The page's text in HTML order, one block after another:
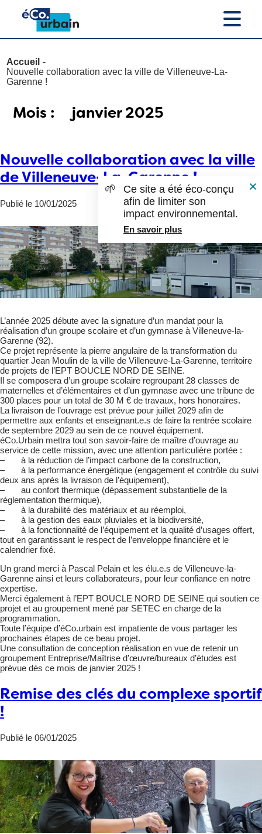
Accueil
Nouvelle collaboration avec la ville de Villeneuve-La-
Garenne !
Mois : janvier 2025
Nouvelle collaboration avec la ville
de Villeneuve-La-Garenne !
Publié le 10/01/2025
L’année 2025 débute avec la signature d’un mandat pour la
réalisation d’un groupe scolaire et d’un gymnase à Villeneuve-la-
Garenne (92).
Ce projet représente la pierre angulaire de la transformation du
quartier Jean Moulin de la ville de Villeneuve-La-Garenne, territoire
de projets de l’EPT BOUCLE NORD DE SEINE.
Il se composera d’un groupe scolaire regroupant 28 classes de
maternelles et d’élémentaires et d’un gymnase avec une tribune de
300 places pour un total de 30 M € de travaux, hors honoraires.
La livraison de l’ouvrage est prévue pour juillet 2029 afin de
permettre aux enfants et enseignant.e.s de faire la rentrée scolaire
de septembre 2029 au sein de ce nouvel équipement.
éCo.Urbain mettra tout son savoir-faire de maître d’ouvrage au
service de cette mission, avec une attention particulière portée :
– à la réduction de l’impact carbone de la construction,
– à la performance énergétique (engagement et contrôle du suivi
deux ans après la livraison de l’équipement),
– au confort thermique (dépassement substantielle de la
réglementation thermique),
– à la durabilité des matériaux et au réemploi,
– à la gestion des eaux pluviales et la biodiversité,
– à la fonctionnalité de l’équipement et la qualité d’usages offert,
tout en garantissant le respect de l’enveloppe financière et le
calendrier fixé.
Un grand merci à Pascal Pelain et les élu.e.s de Villeneuve-la-
Garenne ainsi et leurs collaborateurs, pour leur confiance en notre
expertise.
Merci également à l’EPT BOUCLE NORD DE SEINE qui soutien ce
projet et au groupement mené par SETEC en charge de la
programmation.
Toute l’équipe d’éCo.urbain est impatiente de vous partager les
prochaines étapes de ce beau projet.
Une consultation de conception réalisation en vue de retenir un
groupement Entreprise/Maîtrise d’œuvre/bureaux d’études est
prévue dès ce mois de janvier 2025 !
Remise des clés du complexe sportif
!
Publié le 06/01/2025
🌱
Ce site a été éco-conçu
afin de limiter son
impact environnemental.
En savoir plus